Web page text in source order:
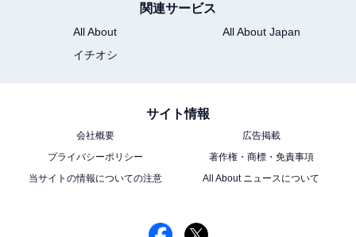
関連サービス
All About
All About Japan
イチオシ
サイト情報
会社概要
広告掲載
プライバシーポリシー
著作権・商標・免責事項
当サイトの情報についての注意
All About ニュースについて